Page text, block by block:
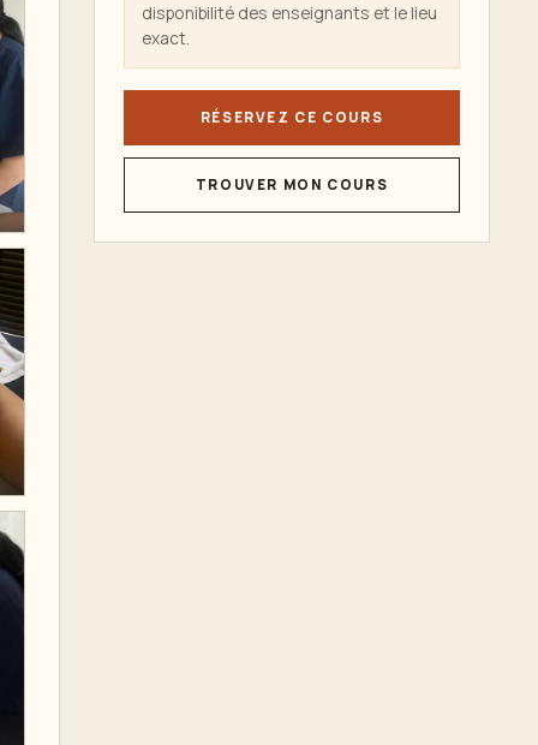
disponibilité des enseignants et le lieu
exact.
RÉSERVEZ CE COURS
TROUVER MON COURS